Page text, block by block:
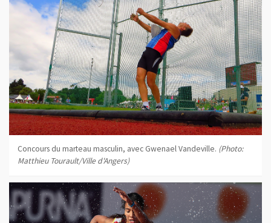
Concours du marteau masculin, avec Gwenael Vandeville. (Photo:
Matthieu Tourault/Ville d'Angers)